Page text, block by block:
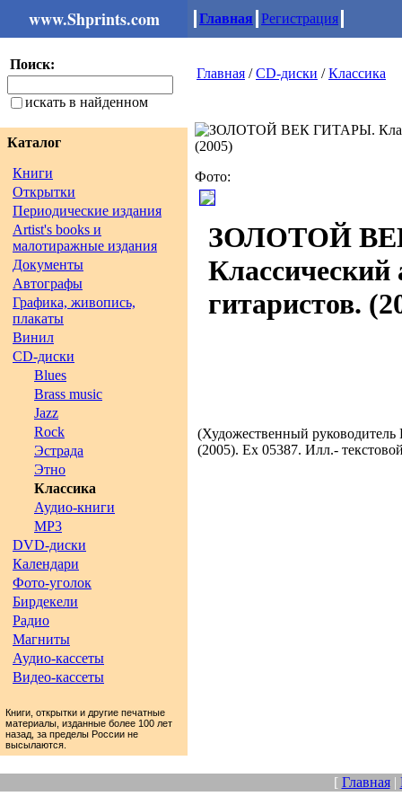
www.Shprints.com Главная Регистрация
Поиск:
искать в найденном
Каталог
Книги
Открытки
Периодические издания
Artist's books и
малотиражные издания
Документы
Автографы
Графика, живопись,
плакаты
Винил
CD-диски
Blues
Brass music
Jazz
Rock
Эстрада
Этно
Классика
Аудио-книги
MP3
DVD-диски
Календари
Фото-уголок
Бирдекели
Радио
Магниты
Аудио-кассеты
Видео-кассеты
Книги, открытки и другие печатные
материалы, изданные более 100 лет
назад, за пределы России не
высылаются.
Главная /CD-диски /Классика
Фото:
ЗОЛОТОЙ
Классический
гитаристов.
(Художественный
(2005). Ex 05387. Илл.-
[ Главная|